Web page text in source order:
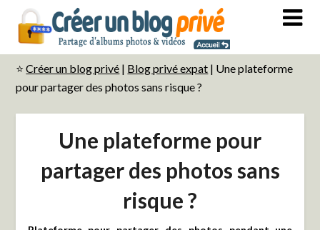
⭐ Créer un blog privé | Blog privé expat | Une plateforme
pour partager des photos sans risque ?
Une plateforme pour
partager des photos sans
risque ?